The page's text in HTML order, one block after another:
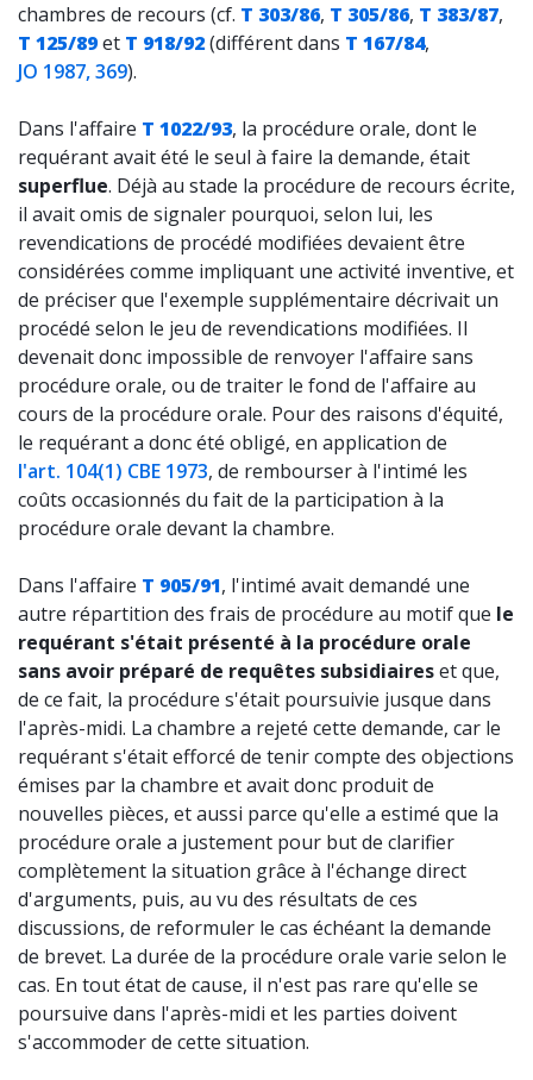
chambres de recours (cf. T 303/86, T 305/86, T 383/87,
T 125/89et T 918/92(différent dans T 167/84,
JO 1987, 369).
Dans l'affaire T 1022/93, la procédure orale, dont le
requérant avait été le seul à faire la demande, était
superflue. Déjà au stade la procédure de recours écrite,
il avait omis de signaler pourquoi, selon lui, les
revendications de procédé modifiées devaient être
considérées comme impliquant une activité inventive, et
de préciser que l'exemple supplémentaire décrivait un
procédé selon le jeu de revendications modifiées. Il
devenait donc impossible de renvoyer l'affaire sans
procédure orale, ou de traiter le fond de l'affaire au
cours de la procédure orale. Pour des raisons d'équité,
le requérant a donc été obligé, en application de
l'art. 104(1) CBE 1973, de rembourser à l'intimé les
coûts occasionnés du fait de la participation à la
procédure orale devant la chambre.
Dans l'affaire T 905/91, l'intimé avait demandé une
autre répartition des frais de procédure au motif que le
requérant s'était présenté à la procédure orale
sans avoir préparé de requêtes subsidiaireset que,
de ce fait, la procédure s'était poursuivie jusque dans
l'après-midi. La chambre a rejeté cette demande, car le
requérant s'était efforcé de tenir compte des objections
émises par la chambre et avait donc produit de
nouvelles pièces, et aussi parce qu'elle a estimé que la
procédure orale a justement pour but de clarifier
complètement la situation grâce à l'échange direct
d'arguments, puis, au vu des résultats de ces
discussions, de reformuler le cas échéant la demande
de brevet. La durée de la procédure orale varie selon le
cas. En tout état de cause, il n'est pas rare qu'elle se
poursuive dans l'après-midi et les parties doivent
s'accommoder de cette situation.